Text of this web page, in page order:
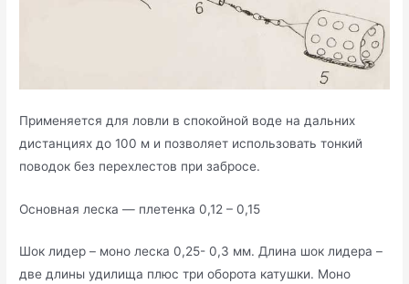
Применяется для ловли в спокойной воде на дальних
дистанциях до 100 м и позволяет использовать тонкий
поводок без перехлестов при забросе.
Основная леска — плетенка 0,12 – 0,15
Шок лидер – моно леска 0,25- 0,3 мм. Длина шок лидера –
две длины удилища плюс три оборота катушки. Моно